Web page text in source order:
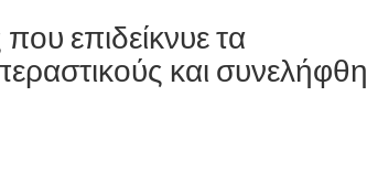
επιδείκνυε τα
και συνελήφθη